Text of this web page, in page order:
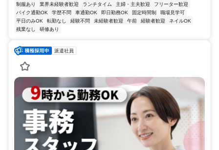
制服あり 業界未経験者歓迎 ランチタイム 主婦・主夫歓迎
フリーター歓迎
バイク通勤OK
学歴不問 車通勤OK 即日勤務OK 固定時間制
職場見学可
平日のみOK
転勤なし 経験不問 未経験者歓迎 午前 経験者歓迎
ネイルOK
残業なし
研修あり
派遣社員